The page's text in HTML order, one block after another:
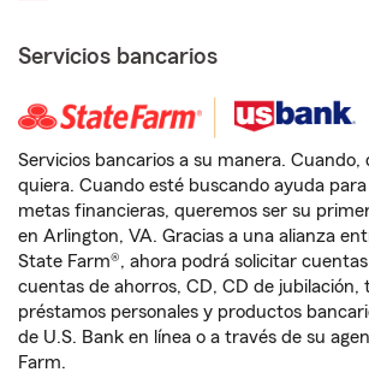
Servicios bancarios
Servicios bancarios a su manera. Cuando,
quiera. Cuando esté buscando ayuda
metas financieras, queremos ser su
en Arlington, VA. Gracias a una alianza
State Farm®, ahora podrá solicitar
cuentas de ahorros, CD, CD de jubilación,
préstamos personales y productos
de U.S. Bank en línea o a través de su
Farm.